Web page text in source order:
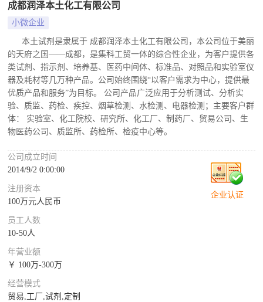
成都润泽本土化工有限公司
小微企业
本土试剂是隶属于 成都润泽本土化工有限公司，本公司位于美丽
的天府之国——成都，是集科工贸一体的综合性企业，为客户提供各
类试剂、指示剂、培养基、医药中间体、标准品、对照品和实验室仪
器及耗材等几万种产品。公司始终围绕“以客户需求为中心，提供最
优质产品和服务”为目标。 公司产品广泛应用于分析测试、分析实
验、质监、药检、疾控、烟草检测、水检测、电器检测；主要客户群
体： 实验室、化工院校、研究所、化工厂、制药厂、贸易公司、生
物医药公司、质监所、药检所、检疫中心等。
企业认证
公司成立时间
2014/9/2 0:00:00
注册资本
100万元人民币
员工人数
10-50人
年营业额
￥ 100万-300万
经营模式
贸易,工厂,试剂,定制